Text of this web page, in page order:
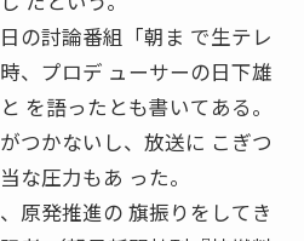
の討論番組「朝ま で生テレ
、プロデ ューサーの日下雄
を語ったとも書いてある。
つかないし、放送に こぎつ
な圧力もあ った。
原発推進の 旗振りをしてき